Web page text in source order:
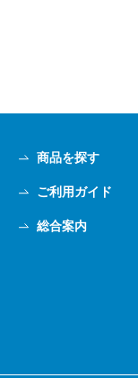
商品を探す
ご利用ガイド
総合案内